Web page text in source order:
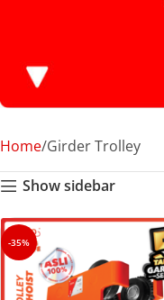
Home Girder Trolley
Show sidebar
-35%